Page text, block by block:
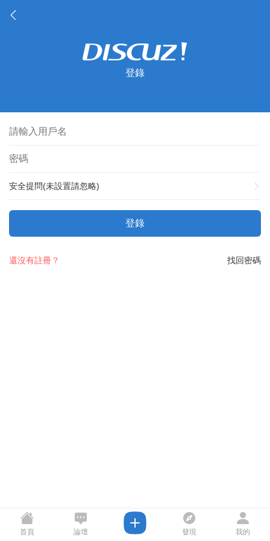
登錄
安全提問(未設置請忽略)
登錄
找回密碼
還沒有註冊？
首頁 論壇 發現 我的